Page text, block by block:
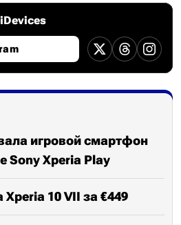
игровой смартфон
Sony Xperia Play
10 VII за €449